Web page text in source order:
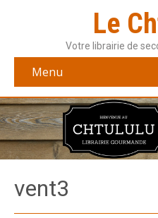
Le
Votre librairie de
Menu
vent3